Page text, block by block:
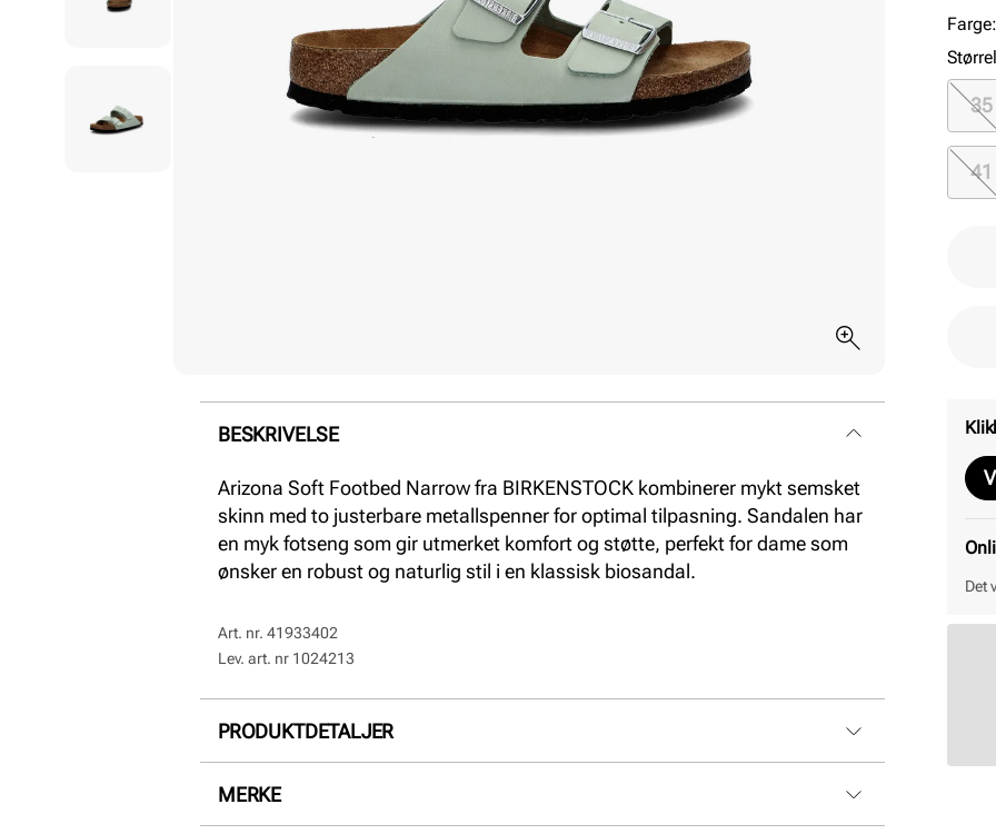
BESKRIVELSE
Arizona Soft Footbed Narrow fra BIRKENSTOCK kombinerer mykt semsket
skinn med to justerbare metallspenner for optimal tilpasning. Sandalen har
en myk fotseng som gir utmerket komfort og støtte, perfekt for dame som
ønsker en robust og naturlig stil i en klassisk biosandal.
Art. nr. 41933402
Lev. art. nr 1024213
PRODUKTDETALJER
Overdel:
MERKE
Farge:
35
41
Det